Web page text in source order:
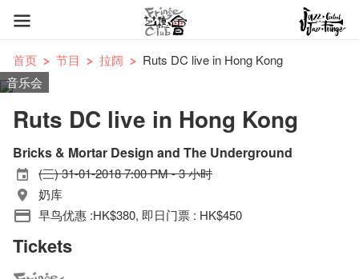
首页 节目 拉阔
Ruts DC live in Hong Kong
音乐会
Ruts DC live in Hong Kong
Bricks & Mortar Design and The Underground
(三) 31-01-2018 7:00 PM - 3 小时
奶库
早鸟优惠 :HK$380, 即日门票 : HK$450
Tickets